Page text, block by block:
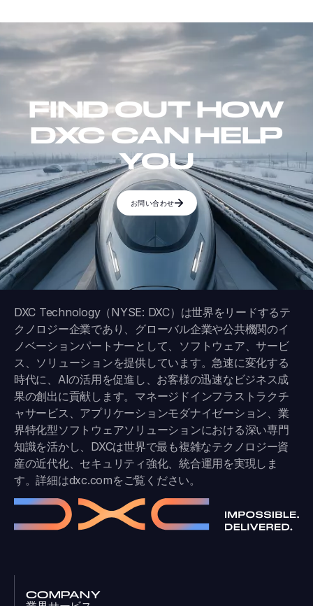
FIND OUT HOW
DXC CAN HELP
YOU
お問い合わせ
DXC Technology（NYSE: DXC）は世界をリードするテ
クノロジー企業であり、グローバル企業や公共機関のイ
ノベーションパートナーとして、ソフトウェア、サービ
ス、ソリューションを提供しています。急速に変化する
時代に、AIの活用を促進し、お客様の迅速なビジネス成
果の創出に貢献します。マネージドインフラストラクチ
ャサービス、アプリケーションモダナイゼーション、業
界特化型ソフトウェアソリューションにおける深い専門
知識を活かし、DXCは世界で最も複雑なテクノロジー資
産の近代化、セキュリティ強化、統合運用を実現しま
す。詳細はdxc.comをご覧ください。
COMPANY